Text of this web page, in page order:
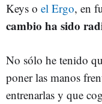
Keys o el Ergo, en
cambio ha sido
No sólo he tenido
poner las manos
entrenarlas y que